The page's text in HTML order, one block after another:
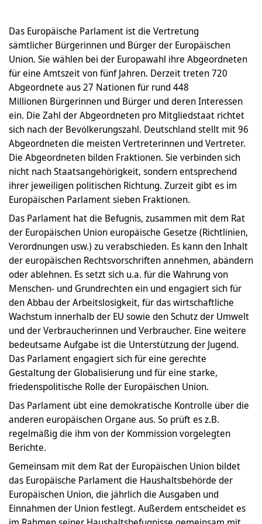
Das Europäische Parlament ist die Vertretung
sämtlicher Bürgerinnen und Bürger der Europäischen
Union. Sie wählen bei der Europawahl ihre Abgeordneten
für eine Amtszeit von fünf Jahren. Derzeit treten 720
Abgeordnete aus 27 Nationen für rund 448
Millionen Bürgerinnen und Bürger und deren Interessen
ein. Die Zahl der Abgeordneten pro Mitgliedstaat richtet
sich nach der Bevölkerungszahl. Deutschland stellt mit 96
Abgeordneten die meisten Vertreterinnen und Vertreter.
Die Abgeordneten bilden Fraktionen. Sie verbinden sich
nicht nach Staatsangehörigkeit, sondern entsprechend
ihrer jeweiligen politischen Richtung. Zurzeit gibt es im
Europäischen Parlament sieben Fraktionen.
Das Parlament hat die Befugnis, zusammen mit dem Rat
der Europäischen Union europäische Gesetze (Richtlinien,
Verordnungen usw.) zu verabschieden. Es kann den Inhalt
der europäischen Rechtsvorschriften annehmen, abändern
oder ablehnen. Es setzt sich u.a. für die Wahrung von
Menschen- und Grundrechten ein und engagiert sich für
den Abbau der Arbeitslosigkeit, für das wirtschaftliche
Wachstum innerhalb der EU sowie den Schutz der Umwelt
und der Verbraucherinnen und Verbraucher. Eine weitere
bedeutsame Aufgabe ist die Unterstützung der Jugend.
Das Parlament engagiert sich für eine gerechte
Gestaltung der Globalisierung und für eine starke,
friedenspolitische Rolle der Europäischen Union.
Das Parlament übt eine demokratische Kontrolle über die
anderen europäischen Organe aus. So prüft es z.B.
regelmäßig die ihm von der Kommission vorgelegten
Berichte.
Gemeinsam mit dem Rat der Europäischen Union bildet
das Europäische Parlament die Haushaltsbehörde der
Europäischen Union, die jährlich die Ausgaben und
Einnahmen der Union festlegt. Außerdem entscheidet es